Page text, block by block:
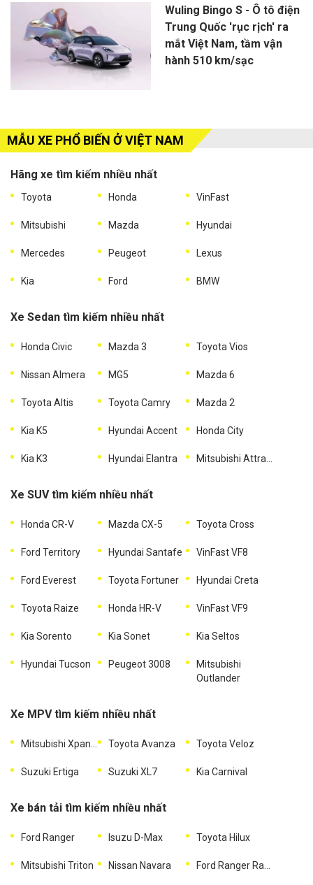
Wuling Bingo S - Ô tô điện
Trung Quốc 'rục rịch' ra
mắt Việt Nam, tầm vận
hành 510 km/sạc
MẪU XE PHỔ BIẾN Ở VIỆT NAM
Hãng xe tìm kiếm nhiều nhất
Toyota Honda VinFast
Mitsubishi Mazda Hyundai
Mercedes Peugeot Lexus
Kia Ford BMW
Xe Sedan tìm kiếm nhiều nhất
Honda Civic Mazda 3 Toyota Vios
Nissan Almera MG5 Mazda 6
Toyota Altis Toyota Camry Mazda 2
Kia K5 Hyundai Accent Honda City
Kia K3 Hyundai Elantra
Xe SUV tìm kiếm nhiều nhất
Honda CR-V Mazda CX-5 Toyota Cross
Ford Territory Hyundai Santafe VinFast VF8
Ford Everest Toyota Fortuner Hyundai Creta
Toyota Raize Honda HR-V VinFast VF9
Kia Sorento Kia Sonet Kia Seltos
Hyundai Tucson Peugeot 3008
Mitsubishi
Outlander
Xe MPV tìm kiếm nhiều nhất
Toyota Avanza Toyota Veloz
Suzuki Ertiga Suzuki XL7 Kia Carnival
Xe bán tải tìm kiếm nhiều nhất
Ford Ranger Isuzu D-Max Toyota Hilux
Mitsubishi Triton Nissan Navara